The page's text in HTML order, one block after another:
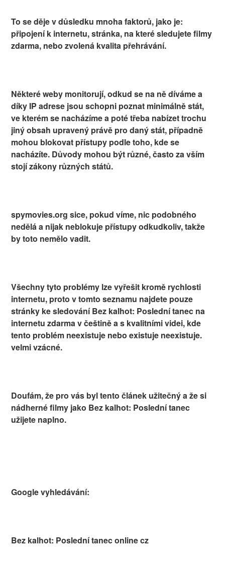
To se děje v důsledku mnoha faktorů, jako je:
připojení k internetu, stránka, na které sledujete filmy
zdarma, nebo zvolená kvalita přehrávání.
Některé weby monitorují, odkud se na ně díváme a
díky IP adrese jsou schopni poznat minimálně stát,
ve kterém se nacházíme a poté třeba nabízet trochu
jiný obsah upravený právě pro daný stát, případně
mohou blokovat přístupy podle toho, kde se
nacházíte. Důvody mohou být různé, často za vším
stojí zákony různých států.
spymovies.org sice, pokud víme, nic podobného
nedělá a nijak neblokuje přístupy odkudkoliv, takže
by toto nemělo vadit.
Všechny tyto problémy lze vyřešit kromě rychlosti
internetu, proto v tomto seznamu najdete pouze
stránky ke sledování Bez kalhot: Poslední tanec na
internetu zdarma v češtině a s kvalitními videi, kde
tento problém neexistuje nebo existuje neexistuje.
velmi vzácné.
Doufám, že pro vás byl tento článek užitečný a že si
nádherné filmy jako Bez kalhot: Poslední tanec
užijete naplno.
Google vyhledávání:
Bez kalhot: Poslední tanec online cz